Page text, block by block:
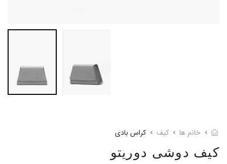
خانم ها کیف کراس بادی
کیف دوشی دوریتو